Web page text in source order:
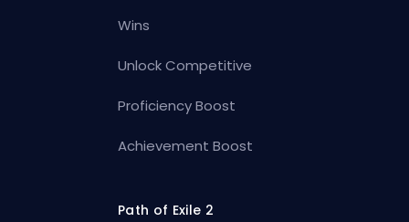
Wins
Unlock Competitive
Proficiency Boost
Achievement Boost
Path of Exile 2